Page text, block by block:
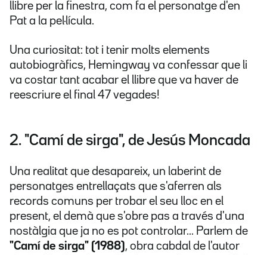
llibre per la finestra, com fa el personatge d'en
Pat a la pel·lícula.
Una curiositat: tot i tenir molts elements
autobiogràfics, Hemingway va confessar que li
va costar tant acabar el llibre que va haver de
reescriure el final 47 vegades!
2. "Camí de sirga", de Jesús Moncada
Una realitat que desapareix, un laberint de
personatges entrellaçats que s'aferren als
records comuns per trobar el seu lloc en el
present, el demà que s'obre pas a través d'una
nostàlgia que ja no es pot controlar... Parlem de
"Camí de sirga" (1988), obra cabdal de l'autor